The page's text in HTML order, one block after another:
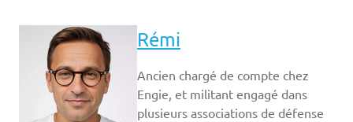
Rémi
Ancien chargé de compte chez
Engie, et militant engagé dans
plusieurs associations de défense